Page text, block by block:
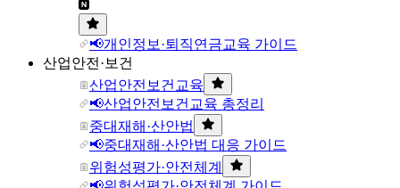
📢개인정보·퇴직연금교육 가이드
산업안전·보건
산업안전보건교육
📢산업안전보건교육 총정리
중대재해·산안법
📢중대재해·산안법 대응 가이드
위험성평가·안전체계